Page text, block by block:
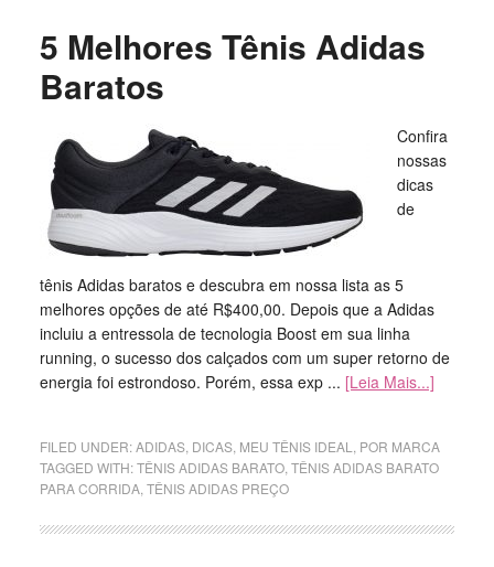
5 Melhores Tênis Adidas
Baratos
Confira
nossas
dicas
de
tênis Adidas baratos e descubra em nossa lista as 5
melhores opções de até R$400,00. Depois que a Adidas
incluiu a entressola de tecnologia Boost em sua linha
running, o sucesso dos calçados com um super retorno de
energia foi estrondoso. Porém, essa exp ... [Leia Mais...]
FILED UNDER:ADIDAS, DICAS, MEU TÊNIS IDEAL
POR MARCA
TAGGED WITH:TÊNIS ADIDAS BARATO, TÊNIS ADIDAS BARATO
PARA CORRIDA, TÊNIS ADIDAS PREÇO